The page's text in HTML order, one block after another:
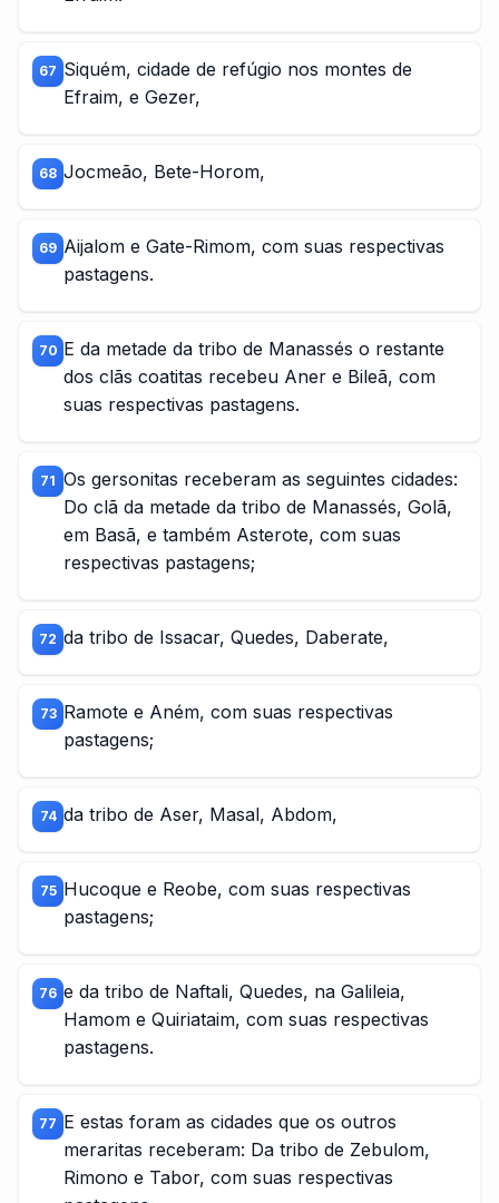
67 Siquém, cidade de refúgio nos montes de
Efraim, e Gezer,
68 Jocmeão, Bete-Horom,
69 Aijalom e Gate-Rimom, com suas respectivas
pastagens.
70 E da metade da tribo de Manassés o restante
dos clãs coatitas recebeu Aner e Bileã, com
suas respectivas pastagens.
71 Os gersonitas receberam as seguintes cidades:
Do clã da metade da tribo de Manassés, Golã,
em Basã, e também Asterote, com suas
respectivas pastagens;
72 da tribo de Issacar, Quedes, Daberate,
73 Ramote e Aném, com suas respectivas
pastagens;
74 da tribo de Aser, Masal, Abdom,
75 Hucoque e Reobe, com suas respectivas
pastagens;
76 e da tribo de Naftali, Quedes, na Galileia,
Hamom e Quiriataim, com suas respectivas
pastagens.
77 E estas foram as cidades que os outros
meraritas receberam: Da tribo de Zebulom,
Rimono e Tabor, com suas respectivas